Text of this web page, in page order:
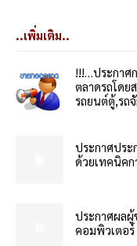
..เพิ่มเติม..
!!!…ประกาศ
ตลาดรถโดย
รถยนต์ตู้,รถ
ประกาศประ
ด้วยเทคนิคก
ประกาศผลผู้
คอมพิวเตอร์